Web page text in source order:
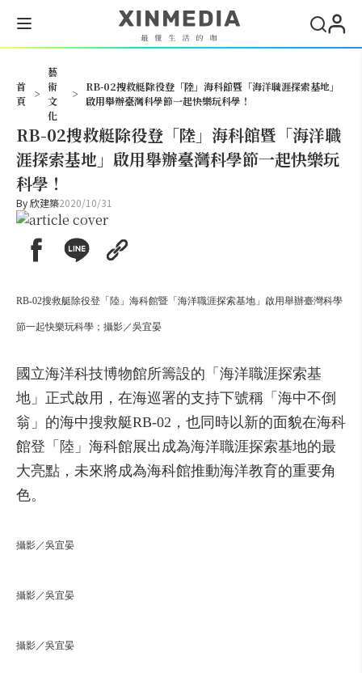
首
頁
>
藝
術
文
化
>
RB-02搜救艇除役登「陸」海科館暨「海洋職涯探索基地」
啟用舉辦臺灣科學節一起快樂玩科學！
RB-02搜救艇除役登「陸」海科館暨「海洋職
涯探索基地」啟用舉辦臺灣科學節一起快樂玩
科學！
By欣建築2020/10/31
RB-02搜救艇除役登「陸」海科館暨「海洋職涯探索基地」啟用舉辦臺灣科學
節一起快樂玩科學；攝影／吳宜晏
國立海洋科技博物館所籌設的「海洋職涯探索基
地」正式啟用，在海巡署的支持下號稱「海中不倒
翁」的海中搜救艇RB-02，也同時以新的面貌在海科
館登「陸」海科館展出成為海洋職涯探索基地的最
大亮點，未來將成為海科館推動海洋教育的重要角
色。
攝影／吳宜晏
攝影／吳宜晏
攝影／吳宜晏